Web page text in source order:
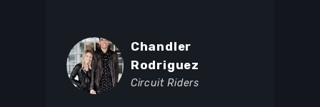
Chandler
Rodriguez
Circuit Riders
Browse Courses
Take action